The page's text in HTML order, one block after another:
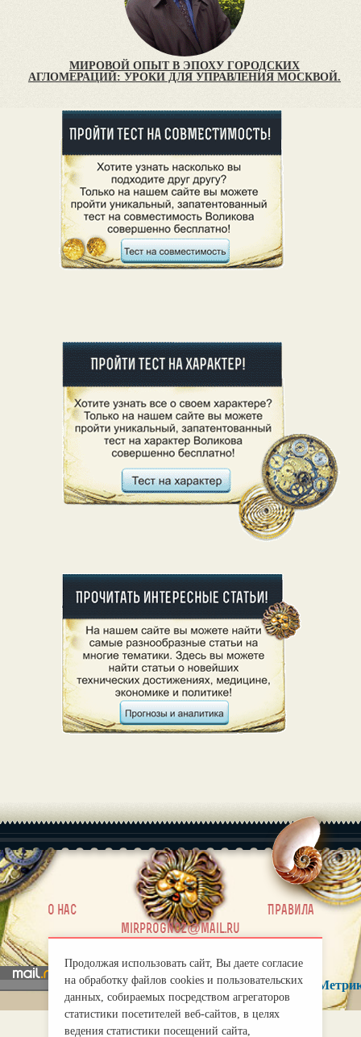
МИРОВОЙ ОПЫТ В ЭПОХУ ГОРОДСКИХ
АГЛОМЕРАЦИЙ: УРОКИ ДЛЯ УПРАВЛЕНИЯ МОСКВОЙ.
О нас |
Правила
mirprognoz@mail.ru
Продолжая использовать сайт, Вы даете согласие
на обработку файлов cookies и пользовательских
данных, собираемых посредством агрегаторов
статистики посетителей веб-сайтов, в целях
ведения статистики посещений сайта,